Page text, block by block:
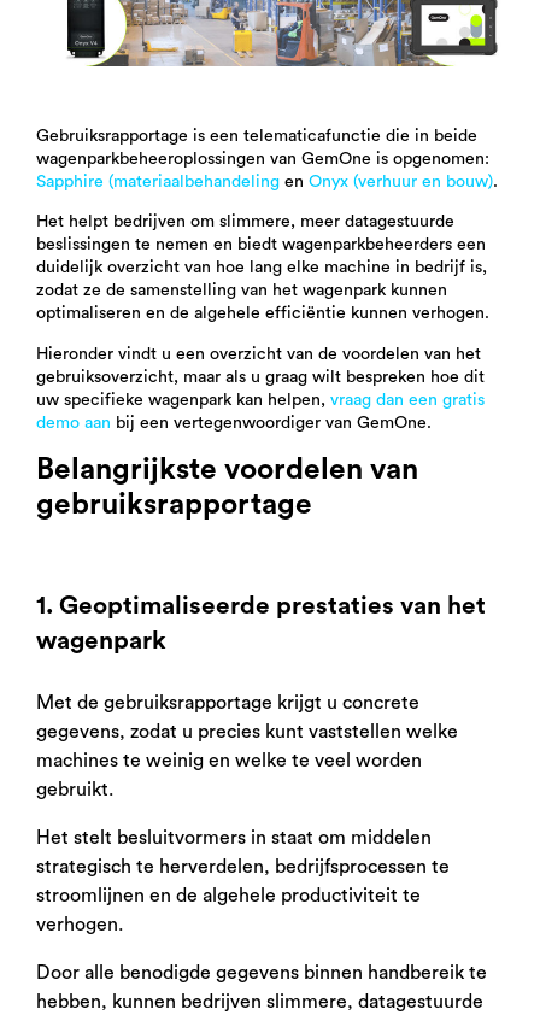
Gebruiksrapportage is een telematicafunctie die in beide
wagenparkbeheeroplossingen van GemOne is opgenomen:
Sapphire (materiaalbehandeling en Onyx (verhuur en bouw).
Het helpt bedrijven om slimmere, meer datagestuurde
beslissingen te nemen en biedt wagenparkbeheerders een
duidelijk overzicht van hoe lang elke machine in bedrijf is,
zodat ze de samenstelling van het wagenpark kunnen
optimaliseren en de algehele efficiëntie kunnen verhogen.
Hieronder vindt u een overzicht van de voordelen van het
gebruiksoverzicht, maar als u graag wilt bespreken hoe dit
uw specifieke wagenpark kan helpen, vraag dan een gratis
demo aan bij een vertegenwoordiger van GemOne.
Belangrijkste voordelen van
gebruiksrapportage
1. Geoptimaliseerde prestaties van het
wagenpark
Met de gebruiksrapportage krijgt u concrete
gegevens, zodat u precies kunt vaststellen welke
machines te weinig en welke te veel worden
gebruikt.
Het stelt besluitvormers in staat om middelen
strategisch te herverdelen, bedrijfsprocessen te
stroomlijnen en de algehele productiviteit te
verhogen.
Door alle benodigde gegevens binnen handbereik te
hebben, kunnen bedrijven slimmere, datagestuurde